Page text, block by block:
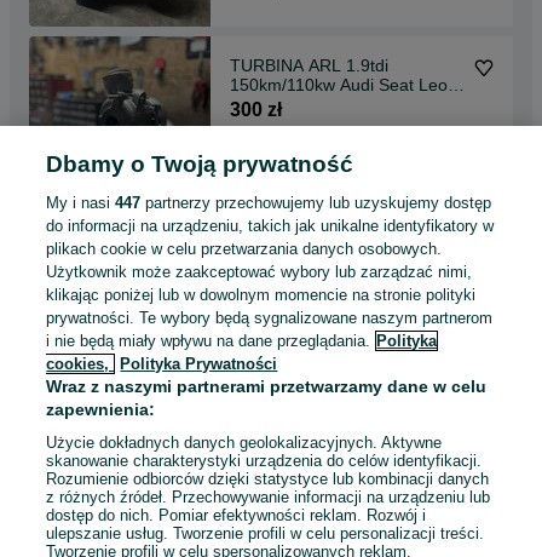
TURBINA ARL 1.9tdi
150km/110kw Audi Seat Leon
Toledo VW Bora Golf ARL
300 zł
Poznań, Jeżyce
07 sierpnia 2026
TURBINA Bmw 2.0 136km
E46 320d, E39 520d M47D20
M47204D1
300 zł
Katowice, Bogucice
07 sierpnia 2026
1 2 3 ... 69
Dbamy o Twoją prywatność
My i nasi447 partnerzy przechowujemy lub uzyskujemy dostęp
do informacji na urządzeniu, takich jak unikalne identyfikatory w
plikach cookie w celu przetwarzania danych osobowych.
Użytkownik może zaakceptować wybory lub zarządzać nimi,
klikając poniżej lub w dowolnym momencie na stronie polityki
prywatności. Te wybory będą sygnalizowane naszym partnerom
i nie będą miały wpływu na dane przeglądania. Polityka
cookies,
Polityka Prywatności
Wraz z naszymi partnerami przetwarzamy dane w celu
zapewnienia:
Użycie dokładnych danych geolokalizacyjnych. Aktywne
skanowanie charakterystyki urządzenia do celów identyfikacji.
Rozumienie odbiorców dzięki statystyce lub kombinacji danych
z różnych źródeł. Przechowywanie informacji na urządzeniu lub
dostęp do nich. Pomiar efektywności reklam. Rozwój i
ulepszanie usług. Tworzenie profili w celu personalizacji treści.
Tworzenie profili w celu spersonalizowanych reklam.